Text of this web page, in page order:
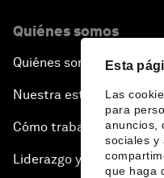
Esta
Las
para
anuncios,
sociales y
que haga
Quiénes somos
Quiénes somos
Nuestra estrategia
Cómo trabajamos
Liderazgo y gobernanza